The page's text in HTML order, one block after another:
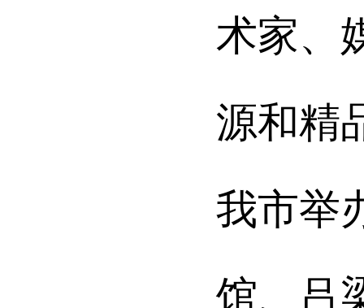
术家、
源和精
我市举
馆、吕